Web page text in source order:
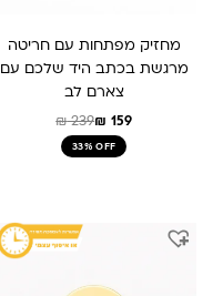
מחזיק מפתחות עם חריטה
מרגשת בכתב היד שלכם עם
צארם לב
₪239₪ 159
33% OFF